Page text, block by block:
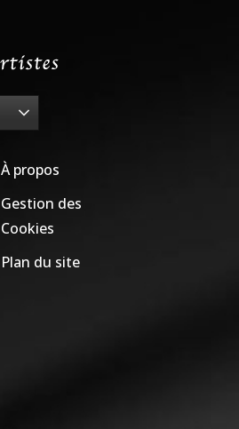
À propos
Gestion des
Cookies
Plan du site